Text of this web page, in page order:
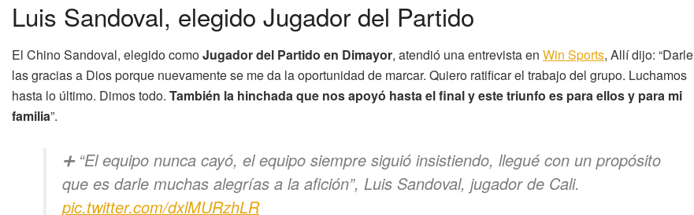
Luis Sandoval, elegido Jugador del Partido
El Chino Sandoval, elegido comoJugador del Partido en Dimayor, atendió una entrevista en Win Sports, Allí dijo: “Darle
las gracias a Dios porque nuevamente se me da la oportunidad de marcar. Quiero ratificar el trabajo del grupo. Luchamos
hasta lo último. Dimos todo. También la hinchada que nos apoyó hasta el final y este triunfo es para ellos y para mi
familia”.
➕ “El equipo nunca cayó, el equipo siempre siguió insistiendo, llegué con un propósito
que es darle muchas alegrías a la afición”, Luis Sandoval, jugador de Cali.
pic.twitter.com/dxlMURzhLR